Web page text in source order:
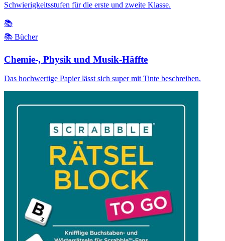
Schwierigkeitsstufen für die erste und zweite Klasse.
📚
📚 Bücher
Chemie-, Physik und Musik-Häffte
Das hochwertige Papier lässt sich super mit Tinte beschreiben.